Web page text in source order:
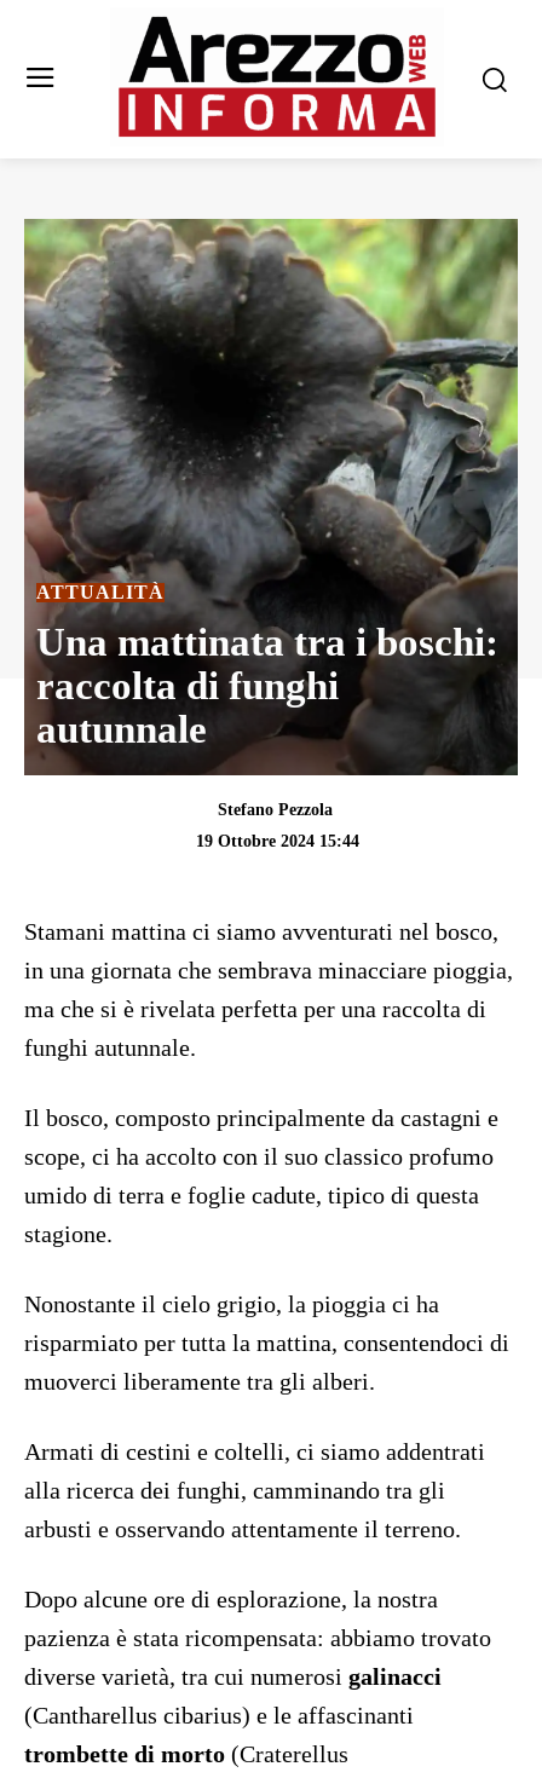
ATTUALITÀ
Una mattinata tra i boschi:
raccolta di funghi
autunnale
Stefano Pezzola
19 Ottobre 2024 15:44
Stamani mattina ci siamo avventurati nel bosco,
in una giornata che sembrava minacciare pioggia,
ma che si è rivelata perfetta per una raccolta di
funghi autunnale.
Il bosco, composto principalmente da castagni e
scope, ci ha accolto con il suo classico profumo
umido di terra e foglie cadute, tipico di questa
stagione.
Nonostante il cielo grigio, la pioggia ci ha
risparmiato per tutta la mattina, consentendoci di
muoverci liberamente tra gli alberi.
Armati di cestini e coltelli, ci siamo addentrati
alla ricerca dei funghi, camminando tra gli
arbusti e osservando attentamente il terreno.
Dopo alcune ore di esplorazione, la nostra
pazienza è stata ricompensata: abbiamo trovato
diverse varietà, tra cui numerosi galinacci
(Cantharellus cibarius) e le affascinanti
trombette di morto (Craterellus